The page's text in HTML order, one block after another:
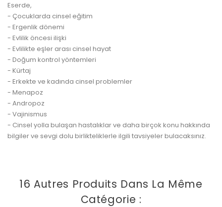
Eserde,
- Çocuklarda cinsel eğitim
- Ergenlik dönemi
- Evlilik öncesi ilişki
- Evlilikte eşler arası cinsel hayat
- Doğum kontrol yöntemleri
- Kürtaj
- Erkekte ve kadında cinsel problemler
- Menapoz
- Andropoz
- Vajinismus
- Cinsel yolla bulaşan hastalıklar ve daha birçok konu hakkında
bilgiler ve sevgi dolu birlikteliklerle ilgili tavsiyeler bulacaksınız.
16 Autres Produits Dans La Même
Catégorie :